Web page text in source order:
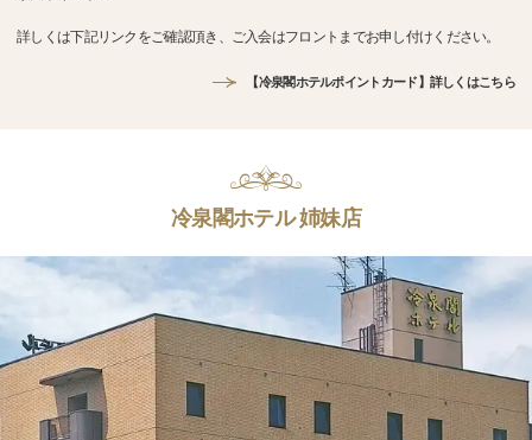
詳しくは下記リンクをご確認頂き、ご入会はフロントまでお申し付けください。
【冷泉閣ホテルポイントカード】詳しくはこちら
冷泉閣ホテル 姉妹店